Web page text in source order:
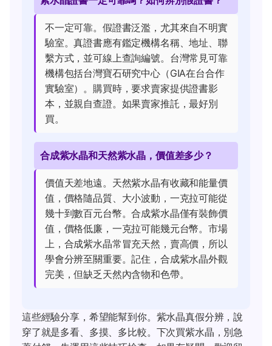
不一定可靠。假證書泛濫，尤其來自不明實
驗室。真證書應有鑑定機構名稱、地址、聯
繫方式，並可線上查詢編號。台灣常見可靠
機構包括台灣寶石研究中心（GIA在台合作
實驗室）。購買時，要求賣家提供證書影
本，並親自查證。如果賣家推託，最好別
買。
合成紫水晶和天然紫水晶，價值差多少？
價值天差地遠。天然紫水晶有收藏和能量價
值，價格隨品質、大小波動，一克拉可能從
幾十到數百元台幣。合成紫水晶僅有裝飾價
值，價格低廉，一克拉可能幾元台幣。市場
上，合成紫水晶常冒充天然，賣高價，所以
學會分辨至關重要。記住，合成紫水晶外觀
完美，但缺乏天然內含物和色帶。
這些經驗分享，希望能幫到你。紫水晶真假分辨，說
穿了就是多看、多摸、多比較。下次買紫水晶，別急